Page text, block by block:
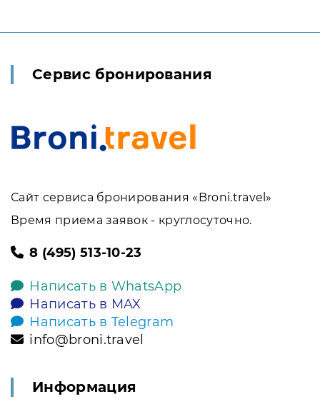
Сервис бронирования
Сайт сервиса бронирования «Broni.travel»
Время приема заявок - круглосуточно.
8 (495) 513-10-23
Написать в WhatsApp
Написать в MAX
Написать в Telegram
info@broni.travel
Информация